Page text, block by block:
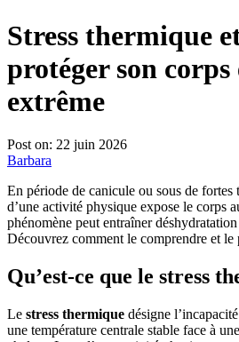
Stress thermique
protéger son
extrême
Post on: 22 juin 2026
Barbara
En période de canicule ou sous de fortes
d’une activité physique expose le corps
phénomène peut entraîner
Découvrez comment le comprendre et le
Qu’est-ce que le stress
Le stress thermique désigne
une température centrale stable face à